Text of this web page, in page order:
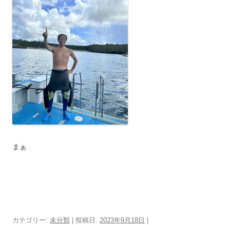
まぁ
カテゴリー: 未分類 | 投稿日: 2023年9月18日